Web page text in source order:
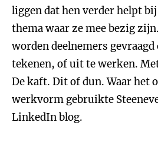
liggen dat hen verder helpt
thema waar ze mee bezig
worden deelnemers
tekenen, of uit te werken.
De kaft. Dit of dun. Waar het
werkvorm gebruikte
LinkedIn blog.